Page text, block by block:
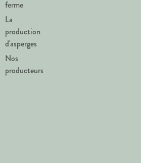
ferme
La
production
d'asperges
Nos
producteurs